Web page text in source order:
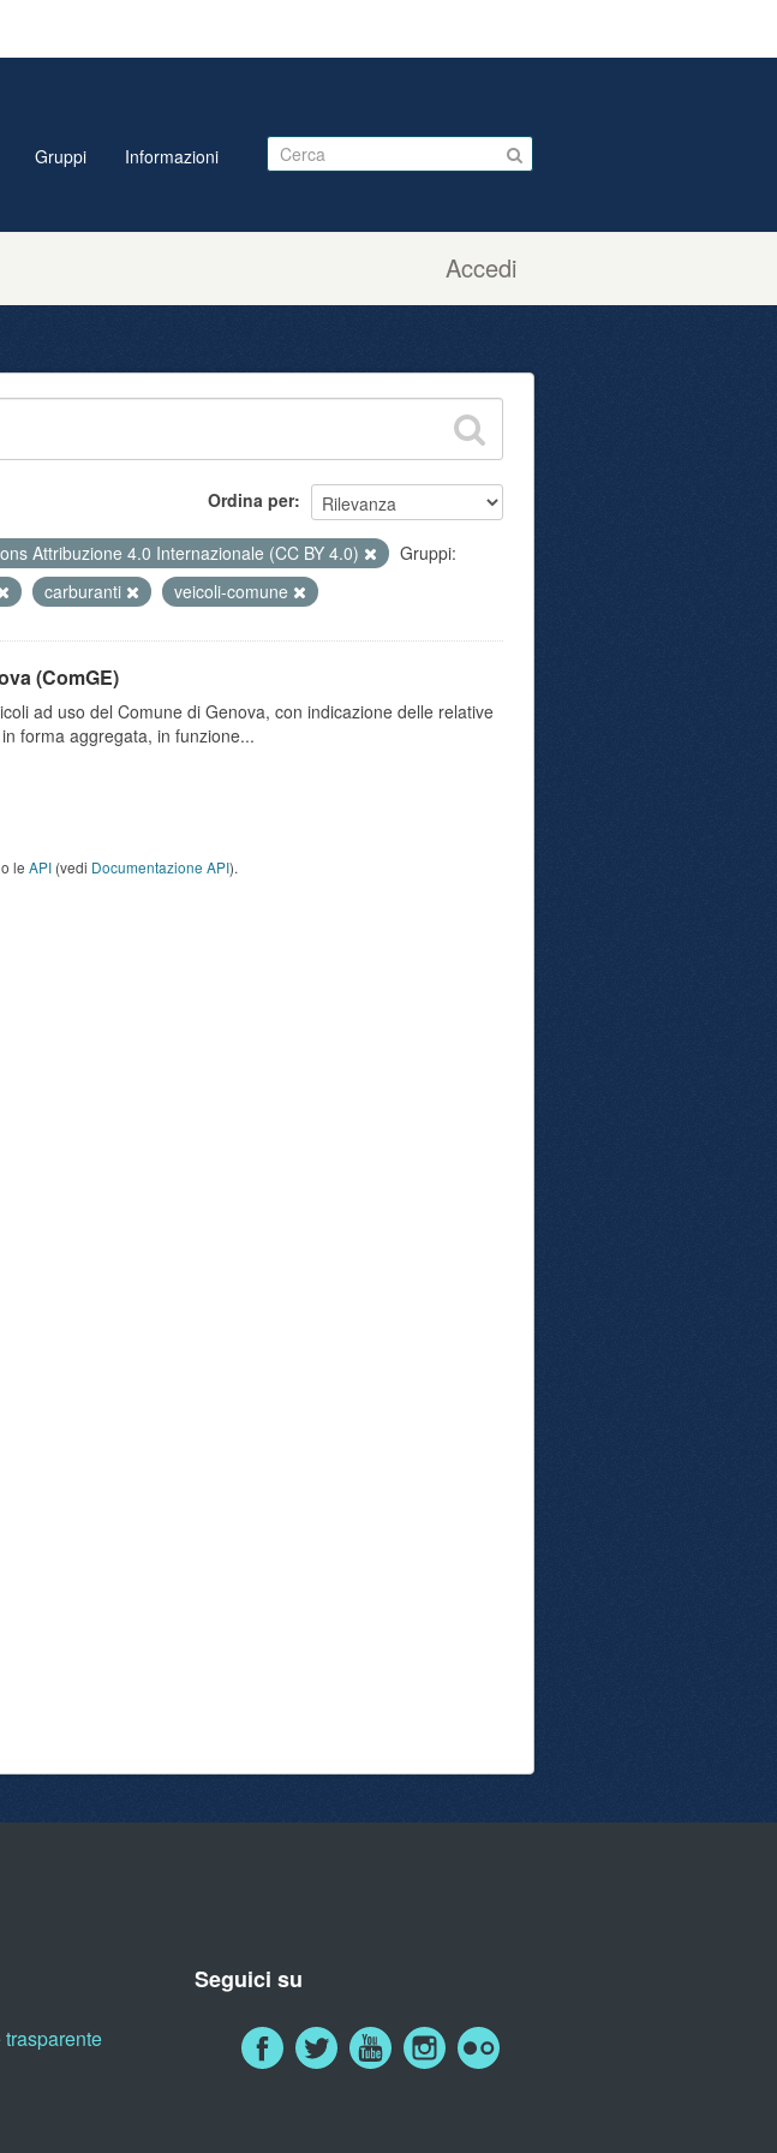
Accedi
Gruppi Informazioni
Ordina per
Attribuzione 4.0 Internazionale (CC BY 4.0)
Gruppi:
carburanti veicoli-comune
(ComGE)
ad uso del Comune di Genova, con indicazione delle relative
forma aggregata, in funzione...
le API (vedi Documentazione API).
Seguici su